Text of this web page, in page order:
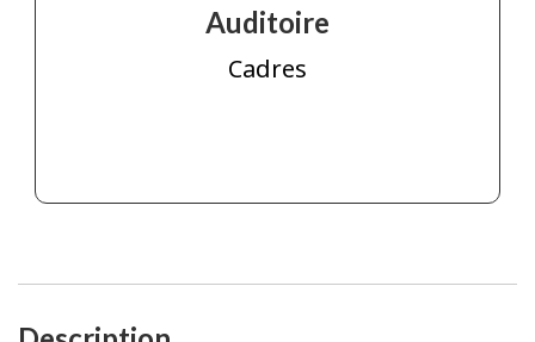
Auditoire
Cadres